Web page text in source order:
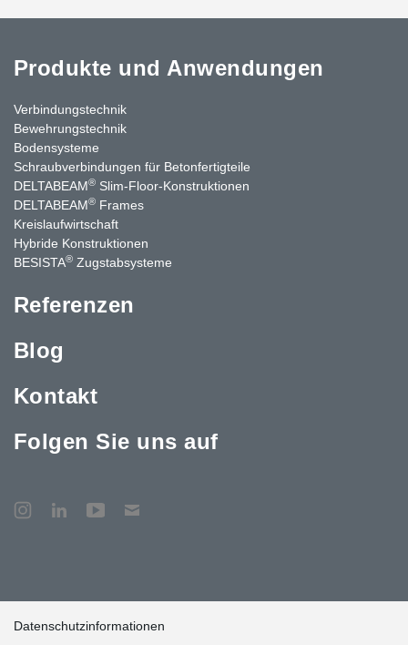
Produkte und Anwendungen
Verbindungstechnik
Bewehrungstechnik
Bodensysteme
Schraubverbindungen für Betonfertigteile
DELTABEAM® Slim-Floor-Konstruktionen
DELTABEAM® Frames
Kreislaufwirtschaft
Hybride Konstruktionen
BESISTA® Zugstabsysteme
Referenzen
Blog
Kontakt
Folgen Sie uns auf
Datenschutzinformationen